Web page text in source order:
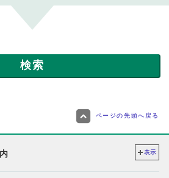
ページの先頭へ戻る
表示